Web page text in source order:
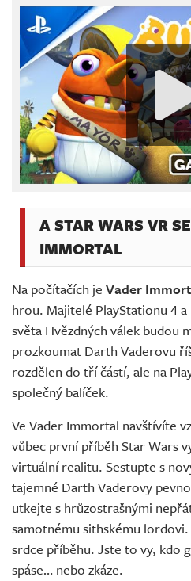
A STAR WARS VR
IMMORTAL
Na počítačích je Vader
hrou. Majitelé PlayStationu 4 a
světa Hvězdných válek budou
prozkoumat Darth Vaderovu
rozdělen do tří částí, ale na
společný balíček.
Ve Vader Immortal navštívíte
vůbec první příběh Star Wars
virtuální realitu. Sestupte s
tajemné Darth Vaderovy
utkejte s hrůzostrašnými
samotnému sithskému
srdce příběhu. Jste to vy, kdo
spáse… nebo zkáze.